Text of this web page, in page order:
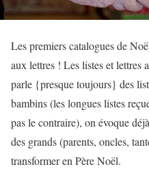
Les premiers catalogues de
aux lettres ! Les listes et lettres
parle {presque toujours} des
bambins (les longues listes
pas le contraire), on évoque
des grands (parents, oncles,
transformer en Père Noël.